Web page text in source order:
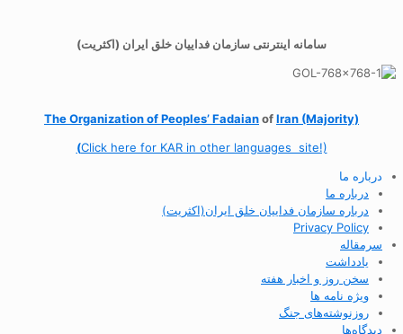
سامانه اینترنتی سازمان فداییان خلق ایران (اکثریت)
The Organization ofPeoples’ FadaianofIran (Majority)
(Click here for KAR in other languages site!)
درباره ما
درباره ما
درباره سازمان فداییان خلق ایران(اکثریت)
Privacy Policy
سرمقاله
یادداشت
سخن روز و اخبار هفته
ویژه نامه ها
روزنوشته‌های جنگ
دیدگاه‌ها